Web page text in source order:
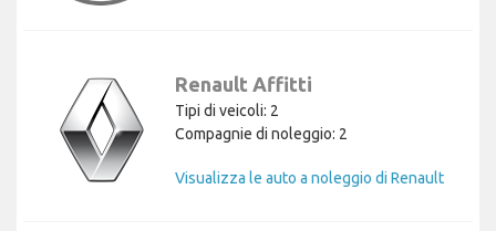
Renault Affitti
Tipi di veicoli: 2
Compagnie di noleggio: 2
Visualizza le auto a noleggio di Renault